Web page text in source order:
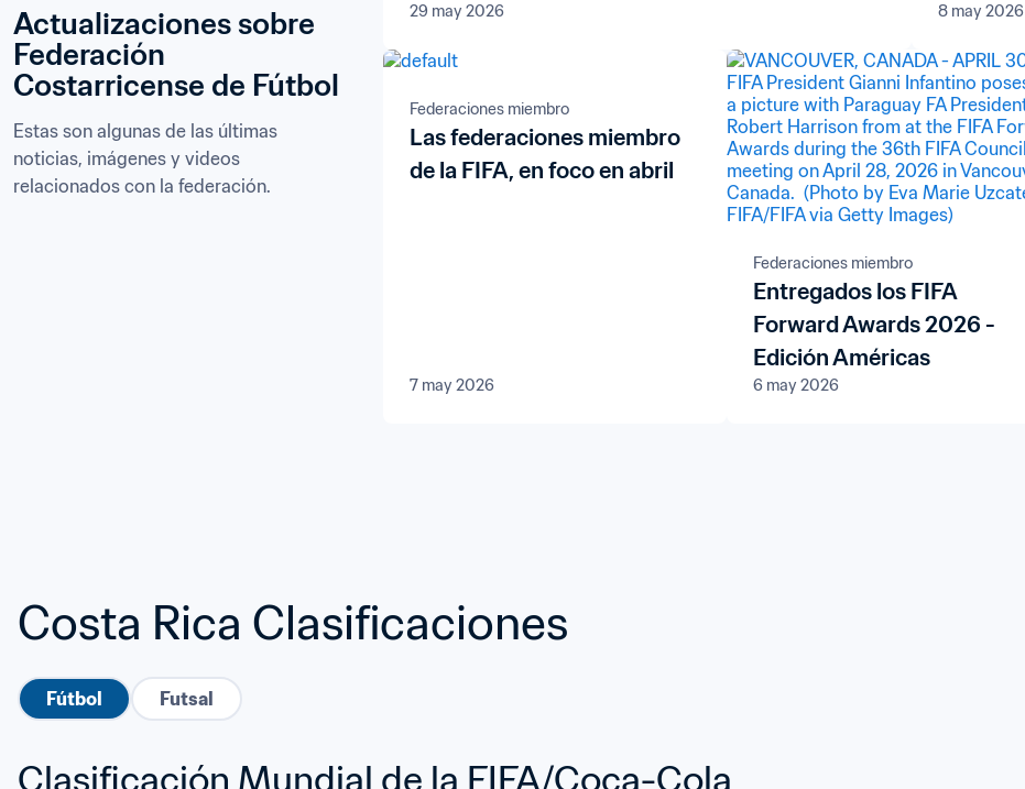
Actualizaciones sobre
Federación
Costarricense de Fútbol
Estas son algunas de las últimas
noticias, imágenes y videos
relacionados con la federación.
29 may 2026 8 may 2026
Federaciones miembro
Las federaciones miembro
de la FIFA, en foco en abril
7 may 2026
Federaciones miembro
Entregados los FIFA
Forward Awards 2026 -
Edición Américas
6 may 2026
Costa Rica Clasificaciones
Fútbol Futsal
Clasificación Mundial de la FIFA/Coca-Cola